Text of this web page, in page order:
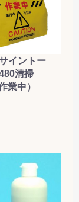
イントー
清掃
業中）